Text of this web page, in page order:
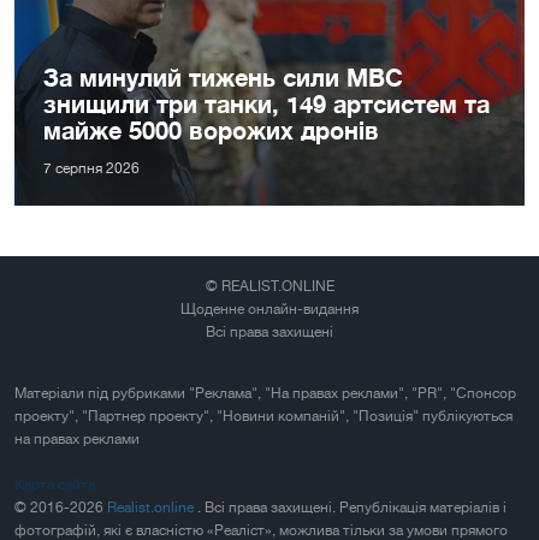
За минулий тижень сили МВС
знищили три танки, 149 артсистем та
майже 5000 ворожих дронів
7 серпня 2026
© REALIST.ONLINE
Щоденне онлайн-видання
Всі права захищені
Матеріали під рубриками "Реклама", "На правах реклами", "PR", "Спонсор
проекту", "Партнер проекту", "Новини компаній", "Позиція" публікуються
на правах реклами
Карта сайта
© 2016-2026 Realist.online . Всі права захищені. Републікація матеріалів і
фотографій, які є власністю «Реаліст», можлива тільки за умови прямого